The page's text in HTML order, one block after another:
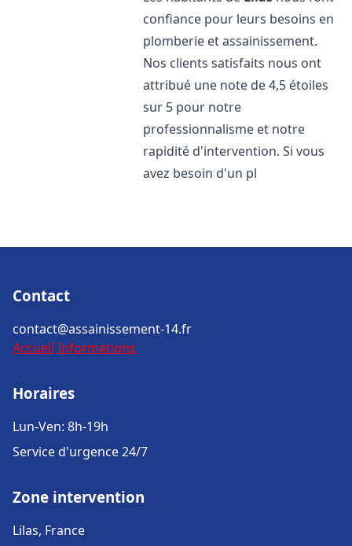
confiance pour leurs besoins en
plomberie et assainissement.
Nos clients satisfaits nous ont
attribué une note de 4,5 étoiles
sur 5 pour notre
professionnalisme et notre
rapidité d'intervention. Si vous
avez besoin d'un pl
Contact
contact@assainissement-14.fr
Accueil Informations
Horaires
Lun-Ven: 8h-19h
Service d'urgence 24/7
Zone intervention
Lilas, France